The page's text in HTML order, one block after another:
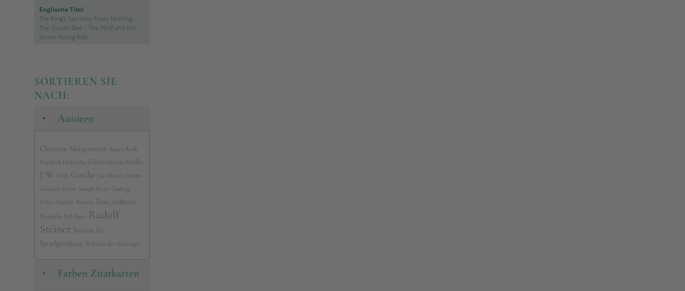
Englische Titel
The King’s Son who Fears Nothing –
The Queen Bee – The Wolf and the
Seven Young Kids
SORTIEREN SIE
NACH:
Autoren
Christian Morgenstern Eugen Roth
Friedrich Hölderlin
Friedrich von Schiller
J. W. von Goethe Jan Skácel
Johann
Gottlieb Fichte Joseph Beuys Ludwig
Polzer-Hoditz Novalis Rose Ausländer
Roswitha Bril-Jäger Rudolf
Steiner Seminar für
Sprachgestaltung Wilhelm der Schweiger
Farben Zitatkarten